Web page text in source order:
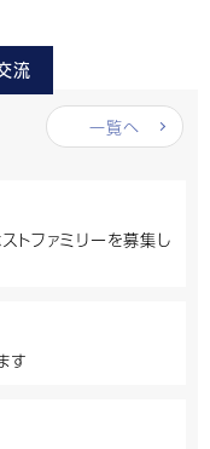
流
一覧へ
トファミリーを募集し
す